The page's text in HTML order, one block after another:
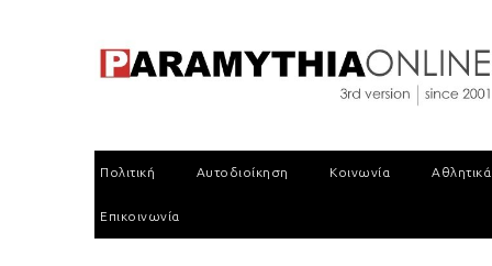
Πολιτική Αυτοδιοίκηση Κοινωνία Αθλητικά
Επικοινωνία